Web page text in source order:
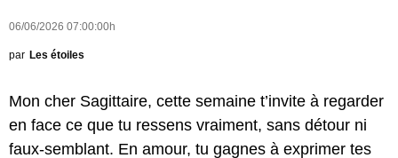
06/06/2026 07:00:00h
par Les étoiles
Mon cher Sagittaire, cette semaine t’invite à regarder
en face ce que tu ressens vraiment, sans détour ni
faux-semblant. En amour, tu gagnes à exprimer tes